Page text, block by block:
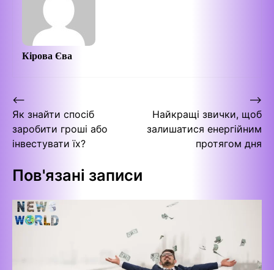
Кірова Єва
Навігація
записів
⟵
Як знайти спосіб
заробити гроші або
інвестувати їх?
Найкращі звички, щоб
залишатися енергійним
протягом дня
⟶
Пов'язані записи